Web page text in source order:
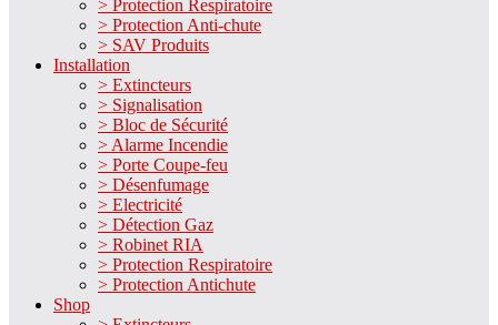
> Protection Respiratoire
> Protection Anti-chute
> SAV Produits
Installation
> Extincteurs
> Signalisation
> Bloc de Sécurité
> Alarme Incendie
> Porte Coupe-feu
> Désenfumage
> Electricité
> Détection Gaz
> Robinet RIA
> Protection Respiratoire
> Protection Antichute
Shop